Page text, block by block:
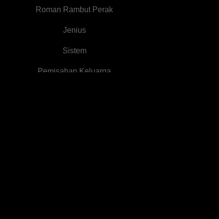
Roman Rambut Perak
Jenius
Sistem
Pemisahan Keluarga